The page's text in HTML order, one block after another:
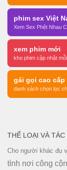
phim sex Việt
Xem Sex Phệt Nhau
xem phim mới
kho phim cập nhật
gái gọi cao cấp
danh sách chọn lọc
THỂ LOẠI VÀ TÁC
Cho người khác đụ
tình nơi công